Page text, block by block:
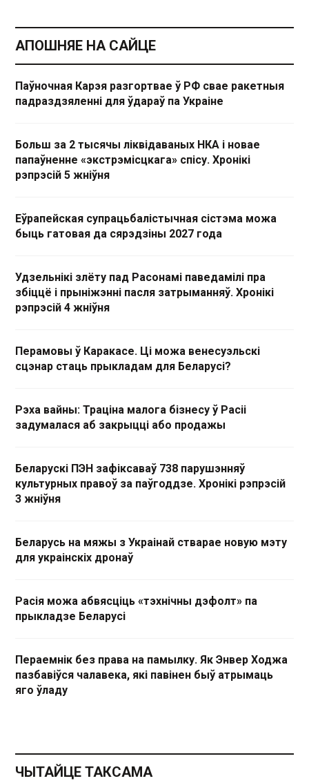
АПОШНЯЕ НА САЙЦЕ
Паўночная Карэя разгортвае ў РФ свае ракетныя
падраздзяленні для ўдараў па Украіне
Больш за 2 тысячы ліквідаваных НКА і новае
папаўненне «экстрэмісцкага» спісу. Хронікі
рэпрэсій 5 жніўня
Еўрапейская супрацьбалістычная сістэма можа
быць гатовая да сярэдзіны 2027 года
Удзельнікі злёту пад Расонамі паведамілі пра
збіццё і прыніжэнні пасля затрыманняў. Хронікі
рэпрэсій 4 жніўня
Перамовы ў Каракасе. Ці можа венесуэльскі
сцэнар стаць прыкладам для Беларусі?
Рэха вайны: Траціна малога бізнесу ў Расіі
задумалася аб закрыцці або продажы
Беларускі ПЭН зафіксаваў 738 парушэнняў
культурных правоў за паўгоддзе. Хронікі рэпрэсій
3 жніўня
Беларусь на мяжы з Украінай стварае новую мэту
для украінскіх дронаў
Расія можа абвясціць «тэхнічны дэфолт» па
прыкладзе Беларусі
Пераемнік без права на памылку. Як Энвер Ходжа
пазбавіўся чалавека, які павінен быў атрымаць
яго ўладу
ЧЫТАЙЦЕ ТАКСАМА